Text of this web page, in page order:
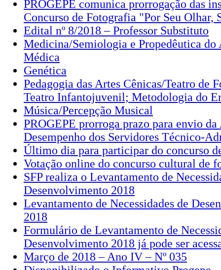
PROGEPE comunica prorrogação das
Concurso de Fotografia "Por Seu Olhar,
Edital nº 8/2018 – Professor Substituto
Medicina/Semiologia e Propedêutica
Médica
Genética
Pedagogia das Artes Cênicas/Teatro de
Teatro Infantojuvenil; Metodologia do
Música/Percepção Musical
PROGEPE prorroga prazo para envio
Desempenho dos Servidores Técnico-
Último dia para participar do concurso
Votação online do concurso cultural de
SFP realiza o Levantamento de
Desenvolvimento 2018
Levantamento de Necessidades de
2018
Formulário de Levantamento de
Desenvolvimento 2018 já pode ser
Março de 2018 – Ano IV – Nº 035